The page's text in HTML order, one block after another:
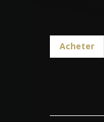
Acheter